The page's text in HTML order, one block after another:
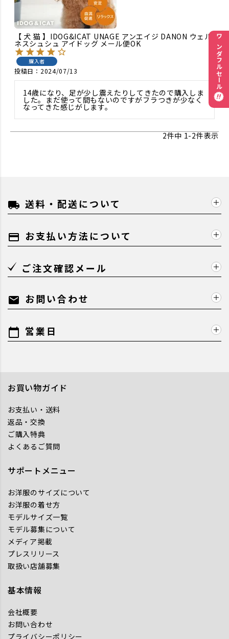
【 犬 猫 】IDOG&ICAT UNAGE アンエイジ DANON ウェル
ネスシュシュ アイドッグ メール便OK
購入者
投稿日 2024/07/13
14歳になり、足が少し震えたりしてきたので購入しま
した。まだ使って間もないのですがフラつきが少なく
なってきた感じがします。
2件中 1-2件表示
local_shipping 送料・配送について
payment お支払い方法について
ご注文確認メール
mail お問い合わせ
calendar_today 営業日
お買い物ガイド
お支払い・送料
返品・交換
ご購入特典
よくあるご質問
サポートメニュー
お洋服のサイズについて
お洋服の着せ方
モデルサイズ一覧
モデル募集について
メディア掲載
プレスリリース
取扱い店舗募集
基本情報
会社概要
お問い合わせ
プライバシーポリシー
ワンダフルセール